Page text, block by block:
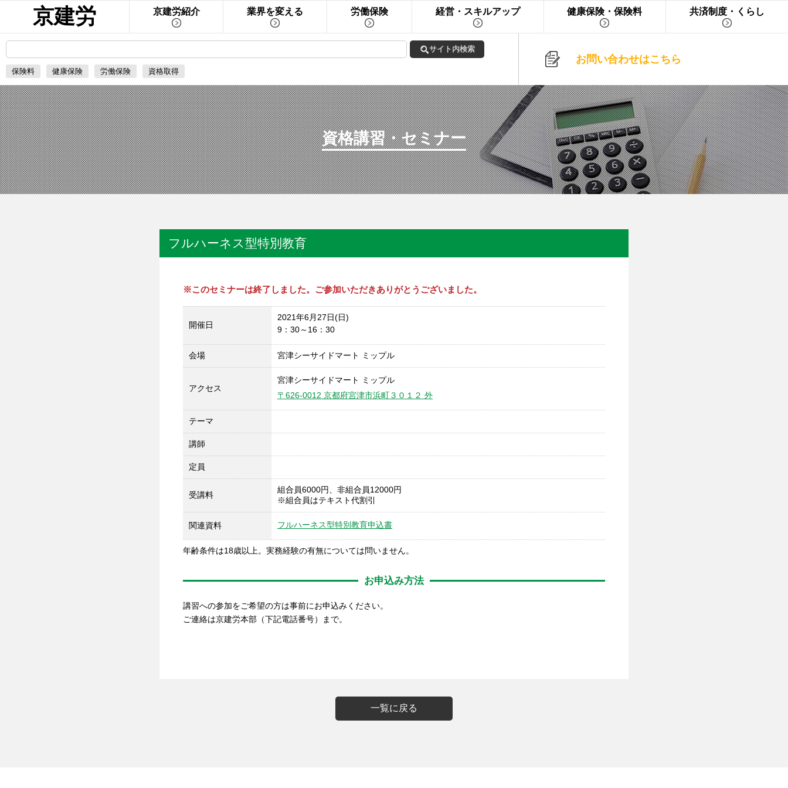
京建労 京建労紹介 業界を変える 労働保険 経営・スキルアップ 健康保険・保険料 共済制度・くらし
保険料 健康保険 労働保険 資格取得
お問い合わせはこちら
資格講習・セミナー
フルハーネス型特別教育
※このセミナーは終了しました。ご参加いただきありがとうございました。
開催日
2021年6月27日(日)
9：30～16：30
会場 宮津シーサイドマート ミップル
アクセス
宮津シーサイドマート ミップル
〒626-0012 京都府宮津市浜町３０１２ 外
テーマ
講師
定員
受講料
組合員6000円、非組合員12000円
※組合員はテキスト代割引
関連資料 フルハーネス型特別教育申込書
年齢条件は18歳以上。実務経験の有無については問いません。
お申込み方法
講習への参加をご希望の方は事前にお申込みください。
ご連絡は京建労本部（下記電話番号）まで。
一覧に戻る